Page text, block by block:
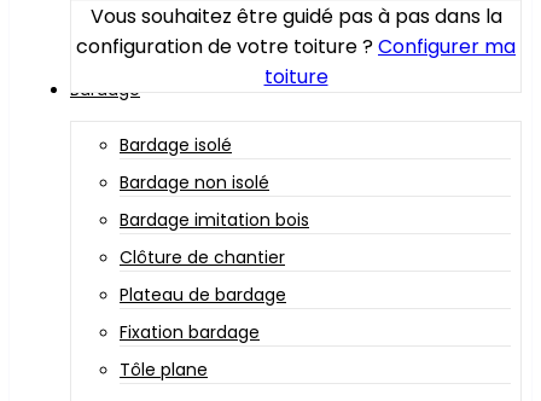
Vous souhaitez être guidé pas à pas dans la
configuration de votre toiture ?Configurer ma
toiture
Bardage
Bardage isolé
Bardage non isolé
Bardage imitation bois
Clôture de chantier
Plateau de bardage
Fixation bardage
Tôle plane